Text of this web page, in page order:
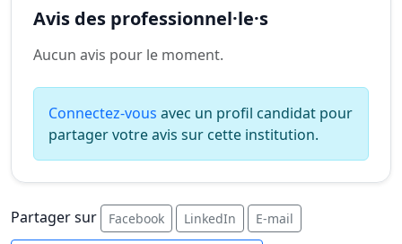
Avis des professionnel·le·s
Aucun avis pour le moment.
Connectez-vous avec un profil candidat pour
partager votre avis sur cette institution.
Partager sur Facebook LinkedIn E-mail